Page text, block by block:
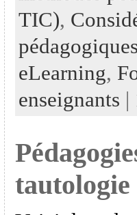
TIC),
eLearning,
enseignants |
tautologie